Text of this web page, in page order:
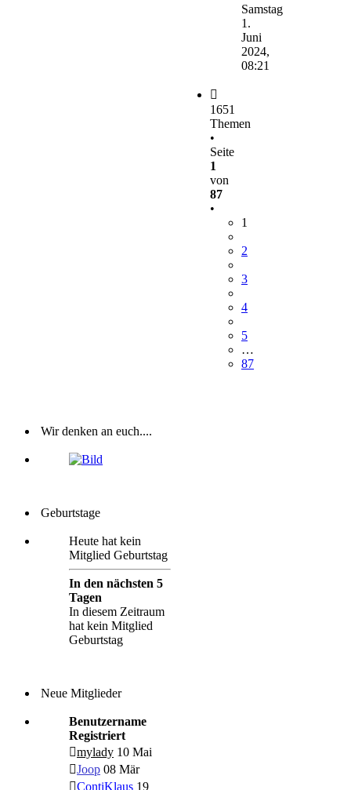
Beitrag
Samstag
1.
Juni
2024,
08:21
1651
Themen
•
Seite
1
von
87
•
1
2
3
4
5
…
87
Wir denken an euch....
Geburtstage
Heute hat kein
Mitglied Geburtstag
In den nächsten 5
Tagen
In diesem Zeitraum
hat kein Mitglied
Geburtstag
Neue Mitglieder
Benutzername
Registriert
mylady 10 Mai
Joop 08 Mär
ContiKlaus 19